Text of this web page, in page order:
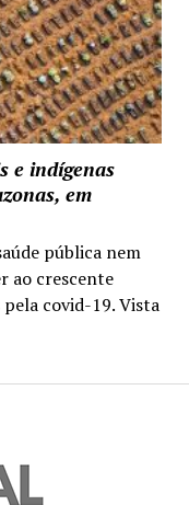
e indígenas
em
pública nem
ao crescente
covid-19. Vista